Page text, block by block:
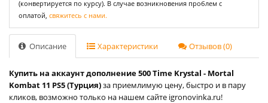
(конвертируется по курсу). В случае возникновения проблем с
оплатой, свяжитесь с нами.
Описание Характеристики Отзывов (0)
Купить на аккаунт дополнение 500 Time Krystal - Mortal
Kombat 11 PS5 (Турция)за приемлимую цену, быстро и в пару
кликов, возможно только на нашем сайте igronovinka.ru!